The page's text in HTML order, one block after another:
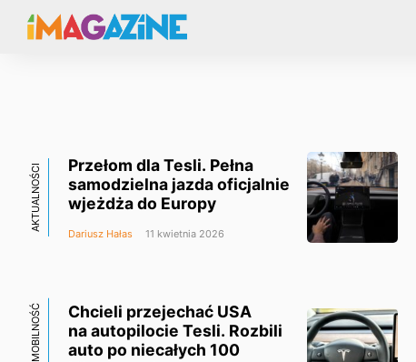
AKTUALNOŚCI
Przełom dla Tesli. Pełna
samodzielna jazda oficjalnie
wjeżdża do Europy
Dariusz Hałas 11 kwietnia 2026
Chcieli przejechać USA
na autopilocie Tesli. Rozbili
auto po niecałych 100